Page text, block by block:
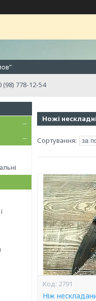
(98) 778-12-54
Ножі
2791
Ніж